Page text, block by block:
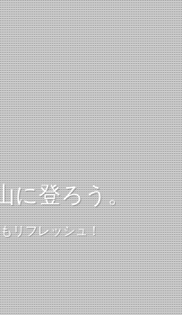
に登ろう。
リフレッシュ！